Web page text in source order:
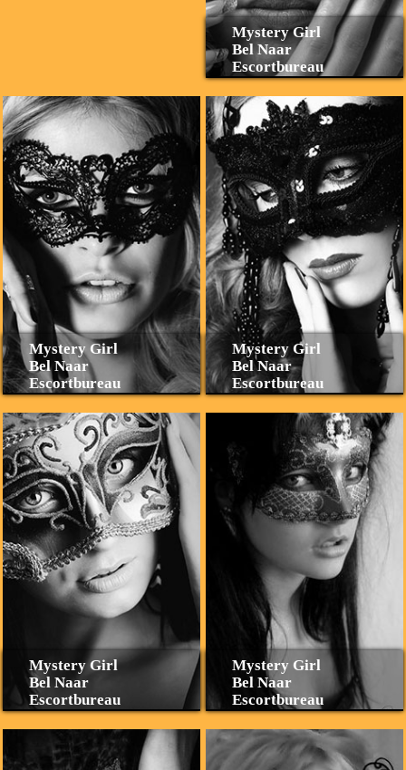
Mystery Girl
Bel Naar
Escortbureau
Mystery Girl
Bel Naar
Escortbureau
Mystery Girl
Bel Naar
Escortbureau
Mystery Girl
Bel Naar
Escortbureau
Mystery Girl
Bel Naar
Escortbureau